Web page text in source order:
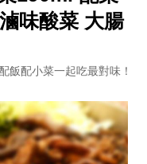
味酸菜 大腸
飯配小菜一起吃最對味！